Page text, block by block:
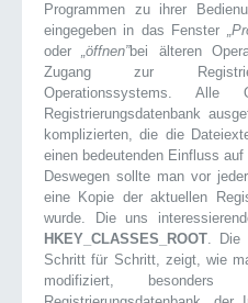
Programmen zu ihrer
eingegeben in das Fenster
oder„öffnen”bei älteren
Zugang zur
Operationssystems.
Registrierungsdatenbank
komplizierten, die die
einen bedeutenden Einfluss
Deswegen sollte man vor
eine Kopie der aktuellen
wurde. Die uns
HKEY_CLASSES_ROOT. Die
Schritt für Schritt, zeigt, wie
modifiziert,